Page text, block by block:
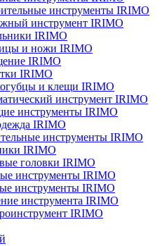
инструменты IRIMO
инструмент IRIMO
IRIMO
и ножи IRIMO
IRIMO
IRIMO
и клещи IRIMO
инструмент IRIMO
инструменты IRIMO
IRIMO
инструменты IRIMO
IRIMO
головки IRIMO
инструменты IRIMO
инструменты IRIMO
инструмента IRIMO
IRIMO